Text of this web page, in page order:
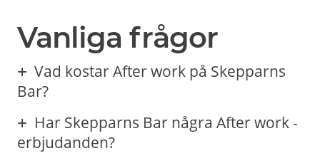
Vanliga frågor
Vad kostar After work på Skepparns
Bar?
Har Skepparns Bar några After work -
erbjudanden?